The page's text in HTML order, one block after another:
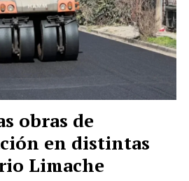
obras de
en distintas
Limache